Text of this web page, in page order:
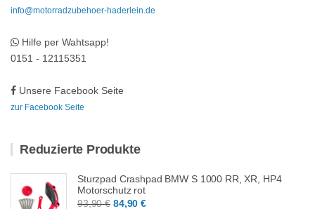
info@motorradzubehoer-haderlein.de
Hilfe per Wahtsapp!
0151 - 12115351
Unsere Facebook Seite
zur Facebook Seite
Reduzierte Produkte
Sturzpad Crashpad BMW S 1000 RR, XR, HP4
Motorschutz rot
93,90€ Ursprünglicher
84,90€Aktueller